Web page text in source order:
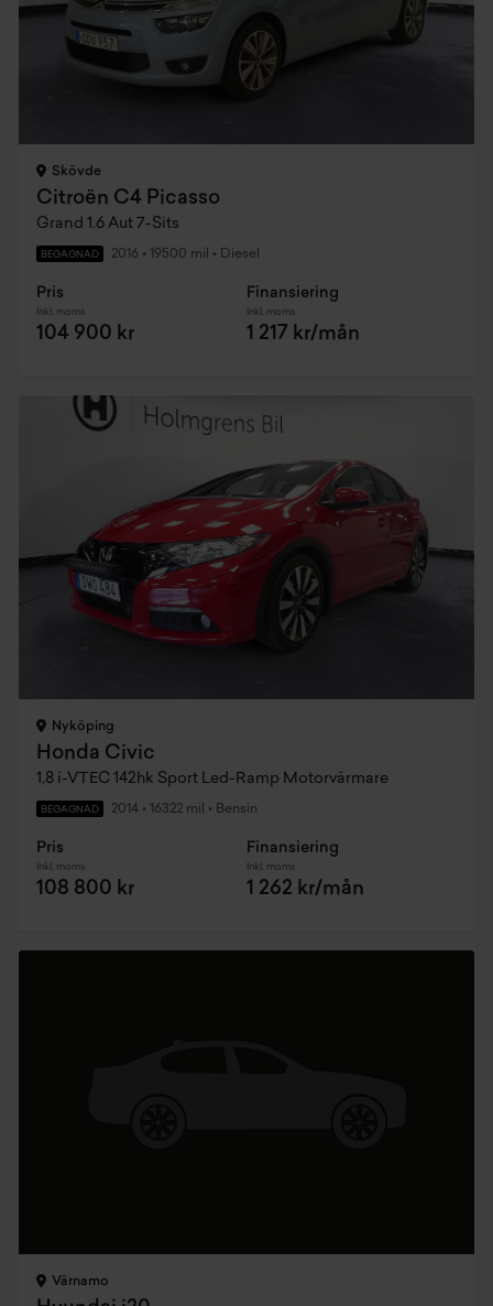
Skövde
Citroën C4 Picasso
Grand 1.6 Aut 7-Sits
BEGAGNAD 2016 • 19500 mil • Diesel
Pris
Inkl. moms
104 900 kr
Finansiering
Inkl. moms
1 217 kr/mån
Nyköping
Honda Civic
1,8 i-VTEC 142hk Sport Led-Ramp Motorvärmare
BEGAGNAD 2014 • 16322 mil • Bensin
Pris
Inkl. moms
108 800 kr
Finansiering
Inkl. moms
1 262 kr/mån
Värnamo